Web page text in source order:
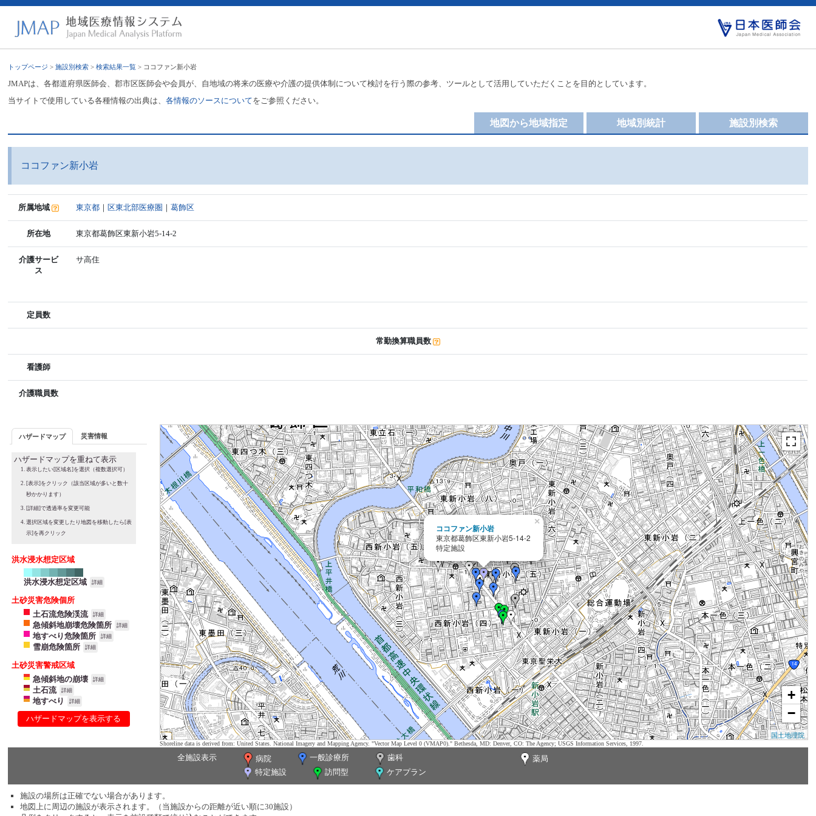
トップページ >施設別検索 >検索結果一覧 > ココファン新小岩
JMAPは、各都道府県医師会、郡市区医師会や会員が、自地域の将来の医療や介護の提供体制について検討を行う際の参考、ツールとして活用していただくことを目的としています。
当サイトで使用している各種情報の出典は、各情報のソースについてをご参照ください。
施設別検索
地域別統計
地図から地域指定
ココファン新小岩
所属地域 東京都 ｜ 区東北部医療圏 ｜葛飾区
所在地 東京都葛飾区東新小岩5-14-2
介護サービ
ス
サ高住
定員数
常勤換算職員数
看護師
介護職員数
ハザードマップ 災害情報
ハザードマップを重ねて表示
表示したい[区域名]を選択（複数選択可）
[表示]をクリック（該当区域が多いと数十
秒かかります）
[詳細]で透過率を変更可能
選択区域を変更したり地図を移動したら[表
示]を再クリック
洪水浸水想定区域
洪水浸水想定区域 詳細
土砂災害危険個所
土石流危険渓流
詳細
急傾斜地崩壊危険箇所 詳細
地すべり危険箇所 詳細
雪崩危険箇所 詳細
土砂災害警戒区域
急傾斜地の崩壊
詳細
土石流 詳細
地すべり 詳細
ハザードマップを表示する
ココファン新小岩
東京都葛飾区東新小岩5-14-2
特定施設
×
+
−
国土地理院
Shoreline data is derived from: United States. National Imagery and Mapping Agency. "Vector Map Level 0 (VMAP0)." Bethesda, MD: Denver, CO: The Agency; USGS Information Services, 1997.
全施設表示 病院 一般診療所 歯科
薬局
特定施設
訪問型 ケアプラン
施設の場所は正確でない場合があります。
地図上に周辺の施設が表示されます。（当施設からの距離が近い順に30施設）